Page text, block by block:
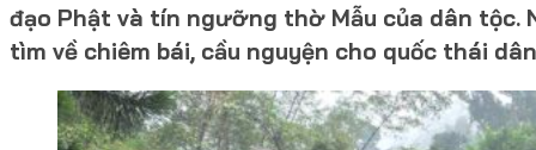
đạo Phật và tín ngưỡng thờ Mẫu của dân tộc.
tìm về chiêm bái, cầu nguyện cho quốc thái